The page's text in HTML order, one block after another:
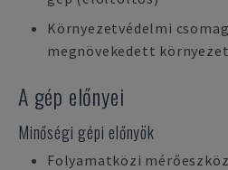
Környezetvédelmi
megnövekedett
A gép előnyei
Minőségi gépi előnyök
Folyamatközi